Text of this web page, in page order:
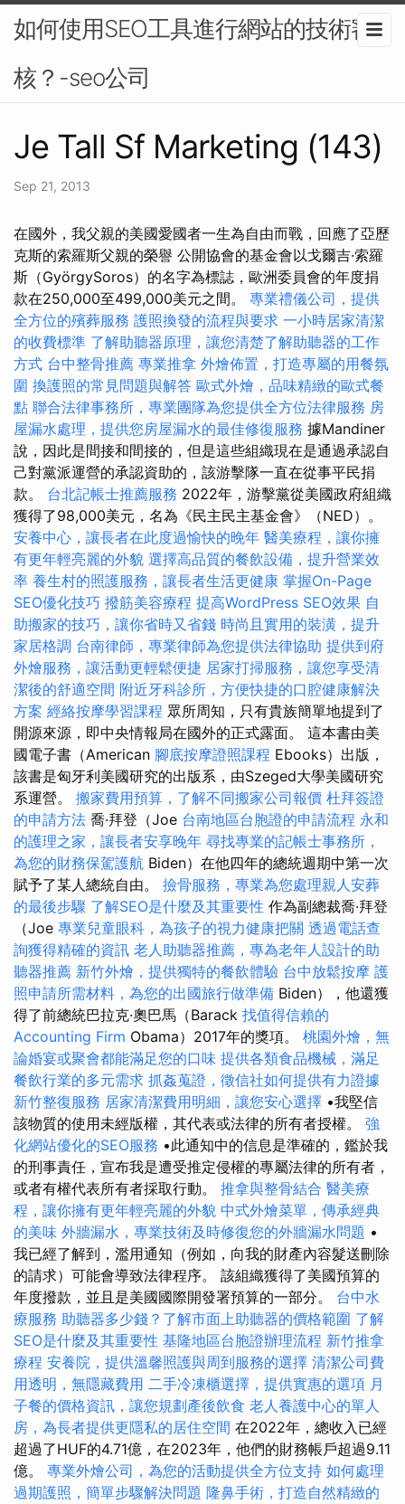
如何使用SEO工具進行網站的技術審
核？-seo公司
Je Tall Sf Marketing (143)
Sep 21, 2013
在國外，我父親的美國愛國者一生為自由而戰，回應了亞歷
克斯的索羅斯父親的榮譽 公開協會的基金會以戈爾吉·索羅
斯（GyörgySoros）的名字為標誌，歐洲委員會的年度捐
款在250,000至499,000美元之間。 專業禮儀公司，提供
全方位的殯葬服務 護照換發的流程與要求 一小時居家清潔
的收費標準 了解助聽器原理，讓您清楚了解助聽器的工作
方式 台中整骨推薦 專業推拿 外燴佈置，打造專屬的用餐氛
圍 換護照的常見問題與解答 歐式外燴，品味精緻的歐式餐
點 聯合法律事務所，專業團隊為您提供全方位法律服務 房
屋漏水處理，提供您房屋漏水的最佳修復服務 據Mandiner
說，因此是間接和間接的，但是這些組織現在是通過承認自
己對黨派運營的承認資助的，該游擊隊一直在從事平民捐
款。 台北記帳士推薦服務 2022年，游擊黨從美國政府組織
獲得了98,000美元，名為《民主民主基金會》（NED）。
安養中心，讓長者在此度過愉快的晚年 醫美療程，讓你擁
有更年輕亮麗的外貌 選擇高品質的餐飲設備，提升營業效
率 養生村的照護服務，讓長者生活更健康 掌握On-Page
SEO優化技巧 撥筋美容療程 提高WordPress SEO效果 自
助搬家的技巧，讓你省時又省錢 時尚且實用的裝潢，提升
家居格調 台南律師，專業律師為您提供法律協助 提供到府
外燴服務，讓活動更輕鬆便捷 居家打掃服務，讓您享受清
潔後的舒適空間 附近牙科診所，方便快捷的口腔健康解決
方案 經絡按摩學習課程 眾所周知，只有貴族簡單地提到了
開源來源，即中央情報局在國外的正式露面。 這本書由美
國電子書（American 腳底按摩證照課程 Ebooks）出版，
該書是匈牙利美國研究的出版系，由Szeged大學美國研究
系運營。 搬家費用預算，了解不同搬家公司報價 杜拜簽證
的申請方法 喬·拜登（Joe 台南地區台胞證的申請流程 永和
的護理之家，讓長者安享晚年 尋找專業的記帳士事務所，
為您的財務保駕護航 Biden）在他四年的總統週期中第一次
賦予了某人總統自由。 撿骨服務，專業為您處理親人安葬
的最後步驟 了解SEO是什麼及其重要性 作為副總裁喬·拜登
（Joe 專業兒童眼科，為孩子的視力健康把關 透過電話查
詢獲得精確的資訊 老人助聽器推薦，專為老年人設計的助
聽器推薦 新竹外燴，提供獨特的餐飲體驗 台中放鬆按摩 護
照申請所需材料，為您的出國旅行做準備 Biden），他還獲
得了前總統巴拉克·奧巴馬（Barack 找值得信賴的
Accounting Firm Obama）2017年的獎項。 桃園外燴，無
論婚宴或聚會都能滿足您的口味 提供各類食品機械，滿足
餐飲行業的多元需求 抓姦蒐證，徵信社如何提供有力證據
新竹整復服務 居家清潔費用明細，讓您安心選擇 •我堅信
該物質的使用未經版權，其代表或法律的所有者授權。 強
化網站優化的SEO服務 •此通知中的信息是準確的，鑑於我
的刑事責任，宣布我是遭受推定侵權的專屬法律的所有者，
或者有權代表所有者採取行動。 推拿與整骨結合 醫美療
程，讓你擁有更年輕亮麗的外貌 中式外燴菜單，傳承經典
的美味 外牆漏水，專業技術及時修復您的外牆漏水問題 •
我已經了解到，濫用通知（例如，向我的財產內容髮送刪除
的請求）可能會導致法律程序。 該組織獲得了美國預算的
年度撥款，並且是美國國際開發署預算的一部分。 台中水
療服務 助聽器多少錢？了解市面上助聽器的價格範圍 了解
SEO是什麼及其重要性 基隆地區台胞證辦理流程 新竹推拿
療程 安養院，提供溫馨照護與周到服務的選擇 清潔公司費
用透明，無隱藏費用 二手冷凍櫃選擇，提供實惠的選項 月
子餐的價格資訊，讓您規劃產後飲食 老人養護中心的單人
房，為長者提供更隱私的居住空間 在2022年，總收入已經
超過了HUF的4.71億，在2023年，他們的財務帳戶超過9.11
億。 專業外燴公司，為您的活動提供全方位支持 如何處理
過期護照，簡單步驟解決問題 隆鼻手術，打造自然精緻的